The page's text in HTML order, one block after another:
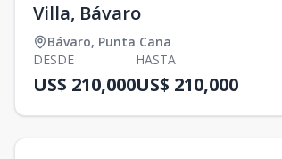
Villa, Bávaro
Bávaro, Punta Cana
DESDE
US$ 210,000
HASTA
US$ 210,000